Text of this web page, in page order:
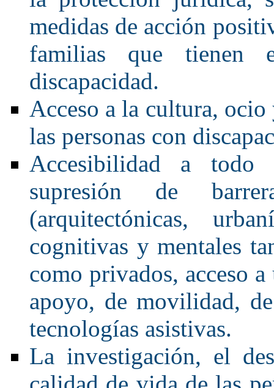
medidas de acción
familias que tienen
discapacidad.
Acceso a la cultura,
las personas con
Accesibilidad a todo
supresión de
(arquitectónicas,
cognitivas y mentales
como privados, acceso
apoyo, de movilidad,
tecnologías asistivas.
La investigación, el